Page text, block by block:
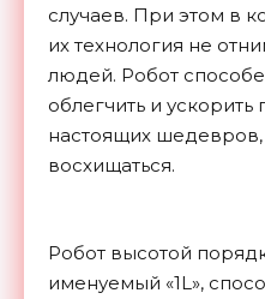
случаев. При этом в
их технология не
людей. Робот
облегчить и
настоящих
восхищаться.
Робот высотой
именуемый «1L»,